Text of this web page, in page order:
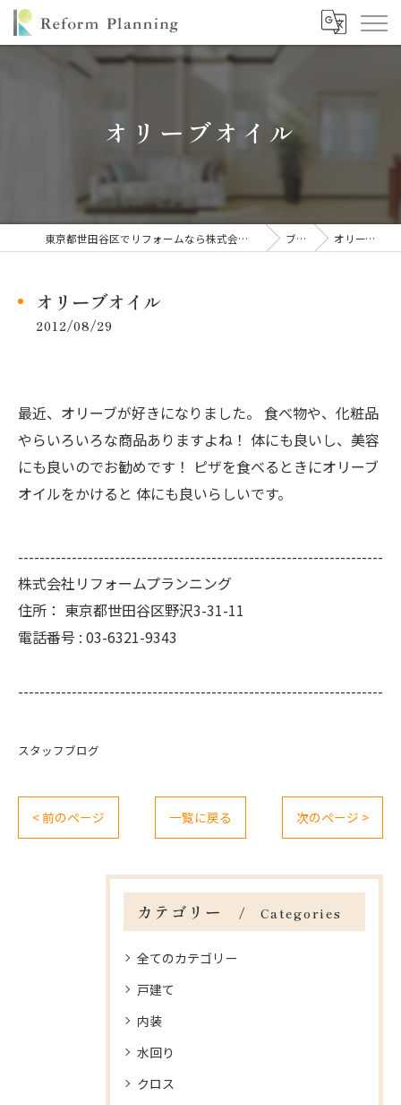
オリーブオイル
東京都世田谷区でリフォームなら株式会社リフォームプランニング ブログ オリーブオイル
オリーブオイル
2012/08/29
最近、オリーブが好きになりました。 食べ物や、化粧品
やらいろいろな商品ありますよね！ 体にも良いし、美容
にも良いのでお勧めです！ ピザを食べるときにオリーブ
オイルをかけると 体にも良いらしいです。
--------------------------------------------------------------------
株式会社リフォームプランニング
住所： 東京都世田谷区野沢3-31-11
電話番号 : 03-6321-9343
--------------------------------------------------------------------
スタッフブログ
< 前のページ 一覧に戻る 次のページ >
カテゴリー Categories
全てのカテゴリー
戸建て
内装
水回り
クロス